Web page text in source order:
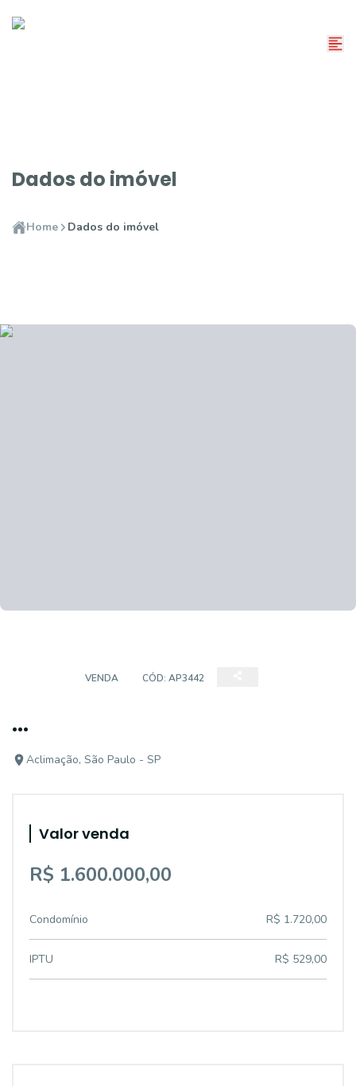
Dados do imóvel
Home Dados do imóvel
VENDA CÓD: AP3442
...
Aclimação, São Paulo - SP
Valor venda
R$ 1.600.000,00
Condomínio R$ 1.720,00
IPTU R$ 529,00